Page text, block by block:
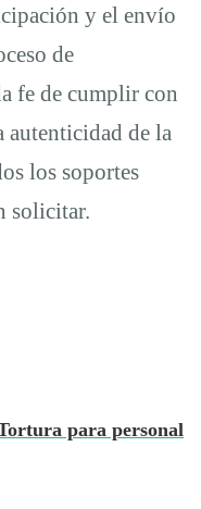
y el envío
de
fe de cumplir con
de la
los soportes
solicitar.
para personal